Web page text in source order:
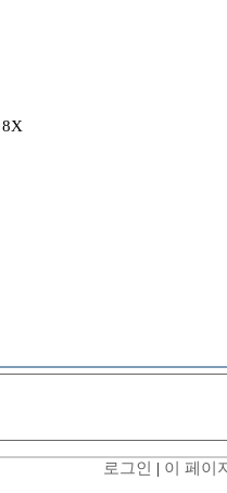
로그인 | 이 페이